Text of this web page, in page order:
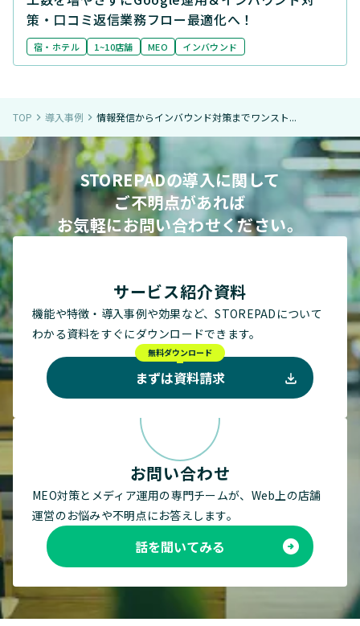
策・口コミ返信業務フロー最適化へ！
宿・ホテル 1~10店舗 MEO インバウンド
TOP navigate_next 導入事例 navigate_next 情報発信からインバウンド対策までワンスト...
STOREPADの導入に関して
ご不明点があれば
お気軽にお問い合わせください。
お問い合わせ
MEO対策とメディア運用の専門チームが、Web上の店舗
運営のお悩みや不明点にお答えします。
話を聞いてみる
サービス紹介資料
機能や特徴・導入事例や効果など、STOREPADについて
わかる資料をすぐにダウンロードできます。
無料ダウンロード
まずは資料請求